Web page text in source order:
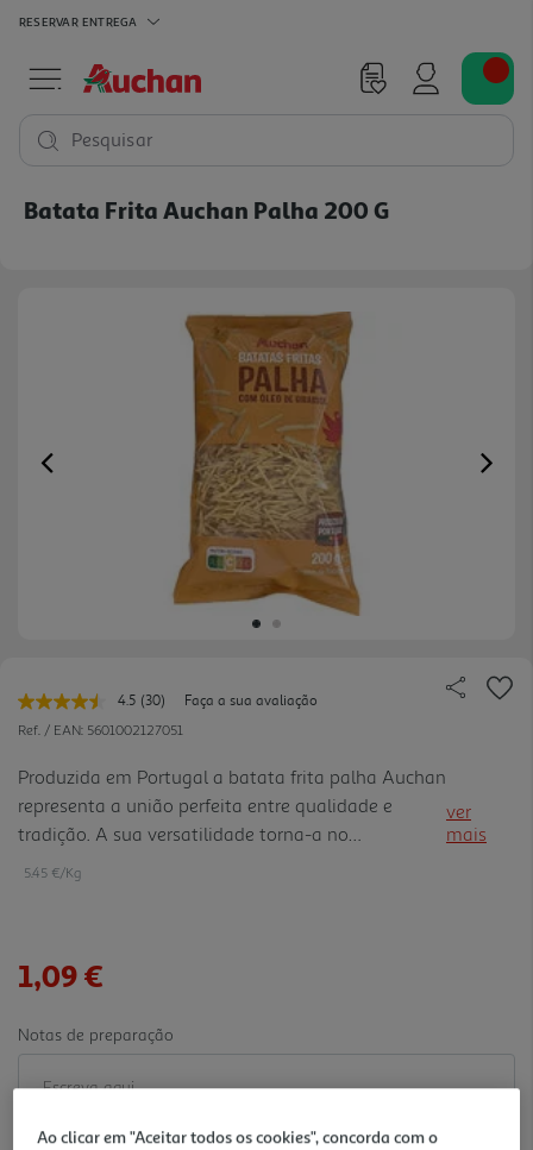
RESERVAR ENTREGA
Pesquisar
Batata Frita Auchan Palha 200 G
Previous
4.5 Leu
30
Link
para
a
mesma
página.
(30)
Faça a sua avaliação
Ref. / EAN: 5601002127051
Produzida em Portugal a batata frita palha Auchan
representa a união perfeita entre qualidade e
tradição. A sua versatilidade torna-a no
ingrediente indispensável para um Bacalhau à Brás
crocância duradoura, a batata palha é a escolha
das refeições, sem nunca abdicar do sabor e da
qualidade.
ver
mais
5.45 €/Kg
1,09 €
Notas de preparação
Ao clicar em "Aceitar todos os cookies", concorda com o